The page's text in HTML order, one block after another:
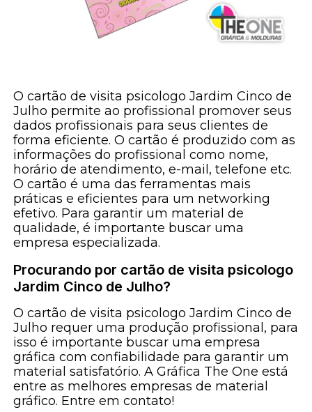
O cartão de visita psicologo Jardim Cinco de
Julho permite ao profissional promover seus
dados profissionais para seus clientes de
forma eficiente. O cartão é produzido com as
informações do profissional como nome,
horário de atendimento, e-mail, telefone etc.
O cartão é uma das ferramentas mais
práticas e eficientes para um networking
efetivo. Para garantir um material de
qualidade, é importante buscar uma
empresa especializada.
Procurando por cartão de visita psicologo
Jardim Cinco de Julho?
O cartão de visita psicologo Jardim Cinco de
Julho requer uma produção profissional, para
isso é importante buscar uma empresa
gráfica com confiabilidade para garantir um
material satisfatório. A Gráfica The One está
entre as melhores empresas de material
gráfico. Entre em contato!